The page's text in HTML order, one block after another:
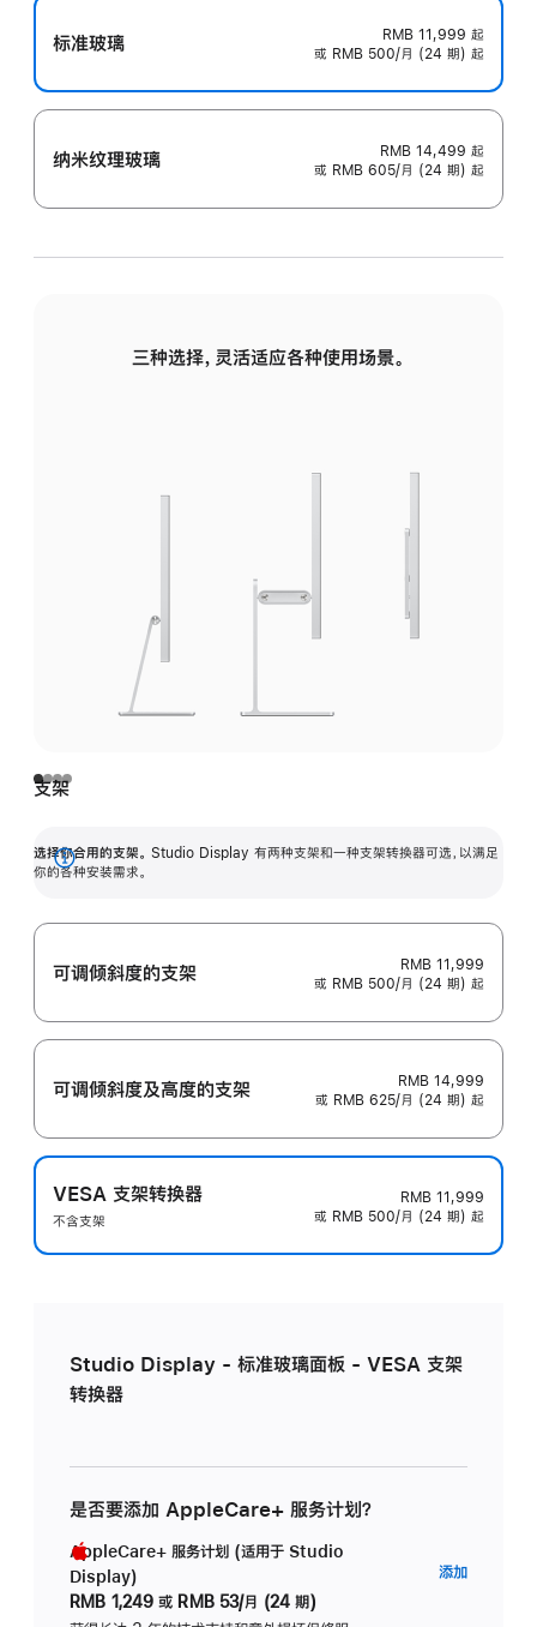
标准玻璃 RMB 11,999 起
或 RMB 500/月 (24 期) 起
纳米纹理玻璃 RMB 14,499 起
或 RMB 605/月 (24 期) 起
三种选择，灵活适应各种使用场景。
支架
选择你合用的支架。 Studio Display 有两种支架和一种支架转换器可选，以满足
你的各种安装需求。
展
可调倾斜度的支架
RMB 11,999
或 RMB 500/月 (24 期) 起
可调倾斜度及高‍度的支‍架
RMB 14,999
或 RMB 625/月 (24 期) 起
VESA 支架转换器
不含支架
RMB 11,999
或 RMB 500/月 (24 期) 起
Studio Display - 标准玻璃面板 - VESA 支架
转换器
是否要添加 AppleCare+ 服务计划？
AppleCare+ 服务计划 (适用于 Studio
Display)
RMB 1,249 或 RMB 53/月 (24 期)
添加